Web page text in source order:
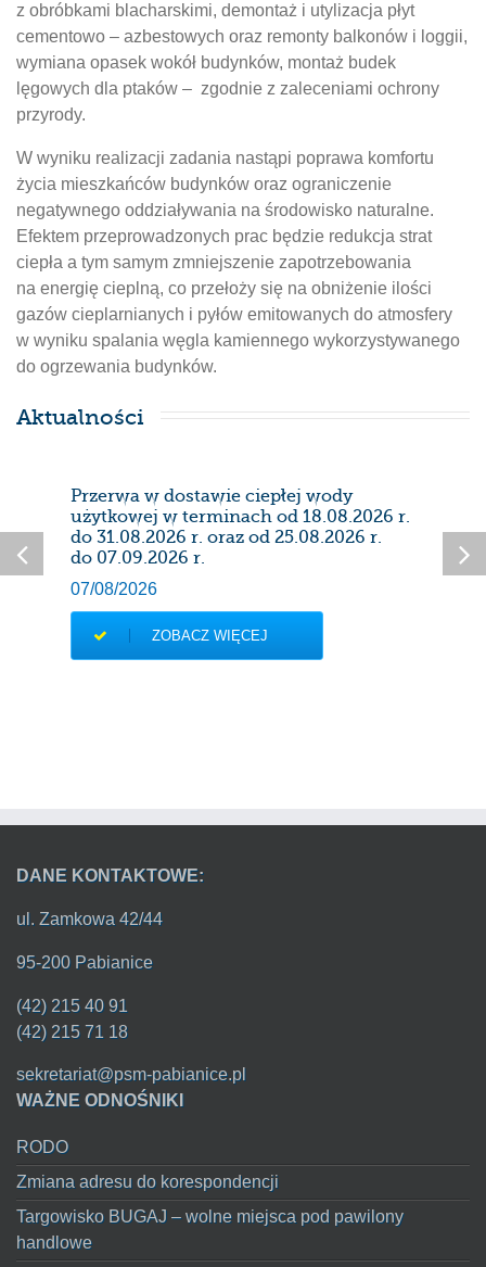
z obróbkami blacharskimi, demontaż i utylizacja płyt
cementowo – azbestowych oraz remonty balkonów i loggii,
wymiana opasek wokół budynków, montaż budek
lęgowych dla ptaków – zgodnie z zaleceniami ochrony
przyrody.
W wyniku realizacji zadania nastąpi poprawa komfortu
życia mieszkańców budynków oraz ograniczenie
negatywnego oddziaływania na środowisko naturalne.
Efektem przeprowadzonych prac będzie redukcja strat
ciepła a tym samym zmniejszenie zapotrzebowania
na energię cieplną, co przełoży się na obniżenie ilości
gazów cieplarnianych i pyłów emitowanych do atmosfery
w wyniku spalania węgla kamiennego wykorzystywanego
do ogrzewania budynków.
Aktualności
Przerwa w dostawie ciepłej wody
użytkowej w terminach od 18.08.2026 r.
do 31.08.2026 r. oraz od 25.08.2026 r.
do 07.09.2026 r.
07/08/2026
ZOBACZ WIĘCEJ
DANE KONTAKTOWE:
ul. Zamkowa 42/44
95-200 Pabianice
(42) 215 40 91
(42) 215 71 18
sekretariat@psm-pabianice.pl
WAŻNE ODNOŚNIKI
RODO
Zmiana adresu do korespondencji
Targowisko BUGAJ – wolne miejsca pod pawilony
handlowe